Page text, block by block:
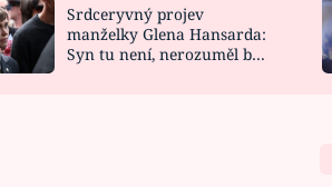
CELEBRITY
VAŘENÍ
Srdceryvný projev
manželky Glena Hansarda:
Syn tu není, nerozuměl by